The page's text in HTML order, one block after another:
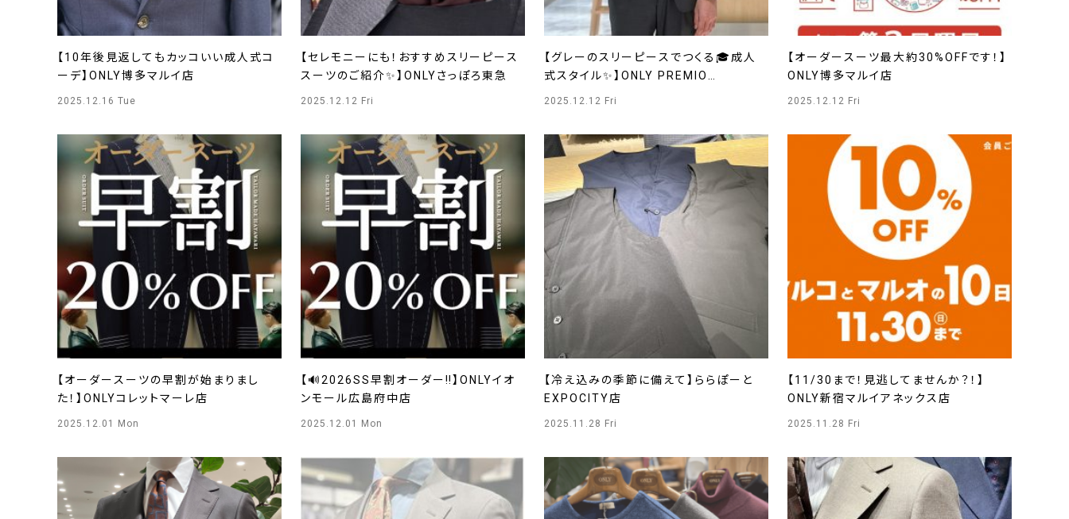
【10年後見返してもカッコいい成人式コ
ーデ】ONLY博多マルイ店
2025.12.16 Tue
【セレモニーにも！おすすめスリーピース
スーツのご紹介✨】ONLYさっぽろ東急
2025.12.12 Fri
【グレーのスリーピースでつくる🎓成人
式スタイル✨】ONLY PREMIO
2025.12.12 Fri
【オーダースーツ最大約30%OFFです！】
ONLY博多マルイ店
2025.12.12 Fri
【オーダースーツの早割が始まりまし
た！】ONLYコレットマーレ店
2025.12.01 Mon
【🔊2026SS早割オーダー‼️】ONLYイオ
ンモール広島府中店
2025.12.01 Mon
【冷え込みの季節に備えて】ららぽーと
EXPOCITY店
2025.11.28 Fri
【11/30まで！見逃してませんか？！】
ONLY新宿マルイアネックス店
2025.11.28 Fri